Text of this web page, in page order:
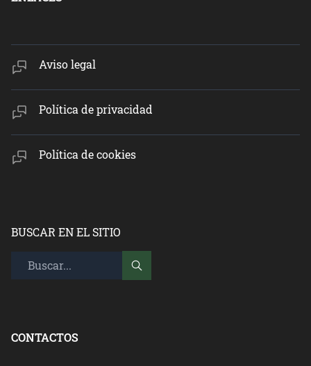
Aviso legal
Política de privacidad
Política de cookies
BUSCAR EN EL SITIO
CONTACTOS